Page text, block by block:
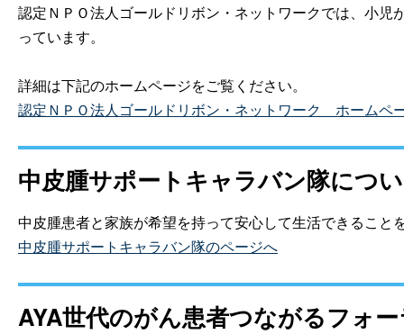
認定ＮＰＯ法人ゴールドリボン・ネットワークでは、小
っています。
詳細は下記のホームページをご覧ください。
認定ＮＰＯ法人ゴールドリボン・ネットワーク ホームペ
中皮腫サポートキャラバン隊につ
中皮腫患者と家族が希望を持って安心して生活できること
中皮腫サポートキャラバン隊のページへ
AYA世代のがん患者つながるフォ